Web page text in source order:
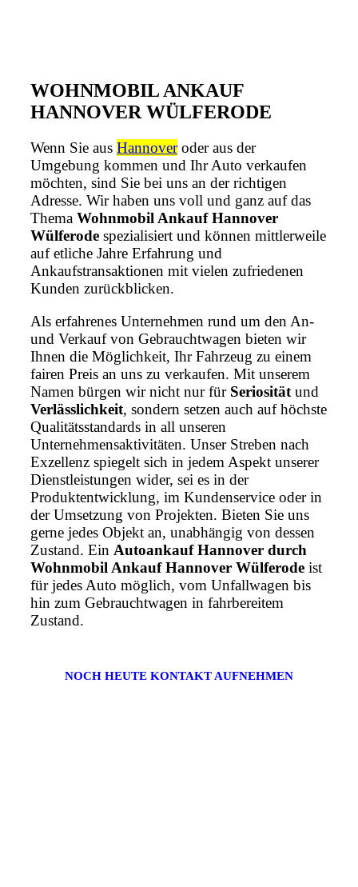
WOHNMOBIL ANKAUF
HANNOVER WÜLFERODE
Wenn Sie aus Hannoveroder aus der
Umgebung kommen und Ihr Auto verkaufen
möchten, sind Sie bei uns an der richtigen
Adresse. Wir haben uns voll und ganz auf das
Thema Wohnmobil Ankauf Hannover
Wülferode spezialisiert und können mittlerweile
auf etliche Jahre Erfahrung und
Ankaufstransaktionen mit vielen zufriedenen
Kunden zurückblicken.
Als erfahrenes Unternehmen rund um den An-
und Verkauf von Gebrauchtwagen bieten wir
Ihnen die Möglichkeit, Ihr Fahrzeug zu einem
fairen Preis an uns zu verkaufen. Mit unserem
Namen bürgen wir nicht nur für Seriosität und
Verlässlichkeit, sondern setzen auch auf höchste
Qualitätsstandards in all unseren
Unternehmensaktivitäten. Unser Streben nach
Exzellenz spiegelt sich in jedem Aspekt unserer
Dienstleistungen wider, sei es in der
Produktentwicklung, im Kundenservice oder in
der Umsetzung von Projekten. Bieten Sie uns
gerne jedes Objekt an, unabhängig von dessen
Zustand. Ein Autoankauf Hannover durch
Wohnmobil Ankauf Hannover Wülferode ist
für jedes Auto möglich, vom Unfallwagen bis
hin zum Gebrauchtwagen in fahrbereitem
Zustand.
NOCH HEUTE KONTAKT AUFNEHMEN